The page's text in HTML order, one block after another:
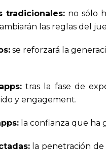
tradicionales:no sólo
las reglas del
se reforzará la
tras la fase de
y engagement.
la confianza que ha
la penetración de